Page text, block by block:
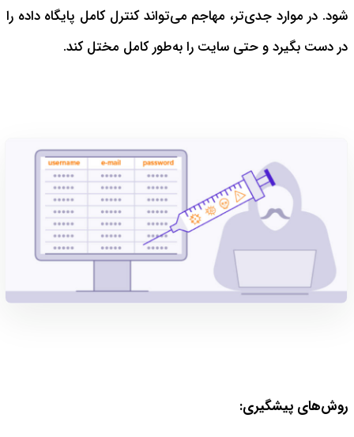
شود. در موارد جدی‌تر، مهاجم می‌تواند کنترل کامل پایگاه داده را
در دست بگیرد و حتی سایت را به‌طور کامل مختل کند.
روش‌های پیشگیری: